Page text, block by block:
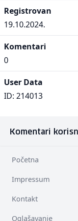
Registrovan
19.10.2024.
Komentari
0
User Data
ID: 214013
Komentari
Početna
Impressum
Kontakt
Oglašavanje